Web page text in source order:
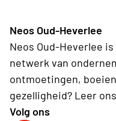
Neos Oud-Heverlee
Neos Oud-Heverlee
netwerk van
ontmoetingen,
gezelligheid? Leer
Volg ons